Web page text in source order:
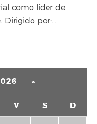
como líder de
Dirigido por:…
»
V S D